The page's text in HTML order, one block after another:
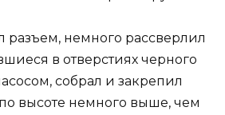
разъем, немного рассверлил
в отверстиях черного
собрал и закрепил
высоте немного выше, чем